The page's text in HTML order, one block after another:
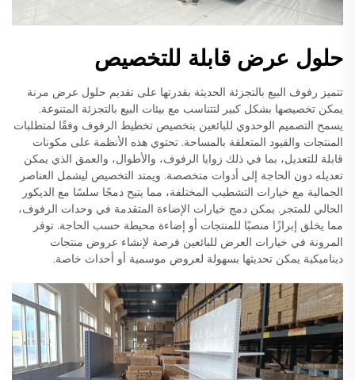
حلول عرض قابلة للتخصيص
تتميز رفوف البيع بالتجزئة الحديثة بقدرتها على تقديم حلول عرض مرنة
يمكن تخصيصها بشكل كبير لتتناسب مع بيئات البيع بالتجزئة المتنوعة.
يسمح التصميم الوحدوي للبائعين بتخصيص تخطيط الرفوف وفقًا لمتطلبات
المنتجات والقيود المتعلقة بالمساحة. تحتوي هذه الأنظمة على مكونات
قابلة للتعديل، بما في ذلك زوايا الرفوف، والأطوال، والعمق الذي يمكن
تعديله دون الحاجة إلى أدوات متخصصة. ويمتد التخصيص ليشمل العناصر
الجمالية مع خيارات التشطيب المختلفة، مما يتيح دمجًا سلسًا مع الديكور
الحالي للمتجر. يمكن دمج خيارات الإضاءة المتقدمة في وحدات الرفوف،
مما يخلق إبرازًا منصبًا للمنتجات أو إضاءة محيطة حسب الحاجة. توفر
المرونة في خيارات العرض للبائعين فرصة لإنشاء عروض منتجات
ديناميكية يمكن تحديثها بسهولة لعروض موسمية أو أحداث خاصة.